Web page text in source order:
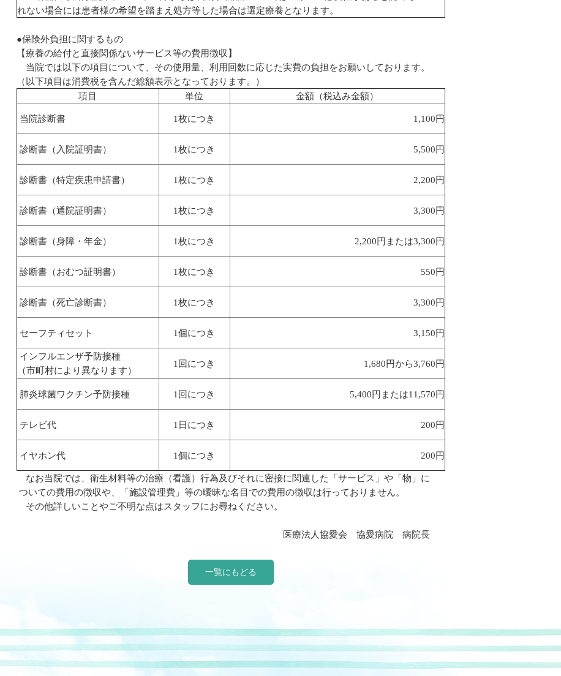
れない場合には患者様の希望を踏まえ処方等した場合は選定療養となります。
●保険外負担に関するもの
【療養の給付と直接関係ないサービス等の費用徴収】
当院では以下の項目について、その使用量、利用回数に応じた実費の負担をお願いしております。
（以下項目は消費税を含んだ総額表示となっております。）
項目
単位 金額（税込み金額）
当院診断書 1枚につき 1,100円
診断書（入院証明書） 1枚につき 5,500円
診断書（特定疾患申請書） 1枚につき 2,200円
診断書（通院証明書） 1枚につき 3,300円
診断書（身障・年金） 1枚につき 2,200円または3,300円
診断書（おむつ証明書） 1枚につき 550円
診断書（死亡診断書） 1枚につき 3,300円
セーフティセット 1個につき 3,150円
インフルエンザ予防接種
（市町村により異なります）
1回につき 1,680円から3,760円
肺炎球菌ワクチン予防接種 1回につき 5,400円または11,570円
テレビ代 1日につき 200円
イヤホン代 1個につき 200円
なお当院では、衛生材料等の治療（看護）行為及びそれに密接に関連した「サービス」や「物」に
ついての費用の徴収や、「施設管理費」等の曖昧な名目での費用の徴収は行っておりません。
その他詳しいことやご不明な点はスタッフにお尋ねください。
医療法人協愛会 協愛病院 病院長
一覧にもどる